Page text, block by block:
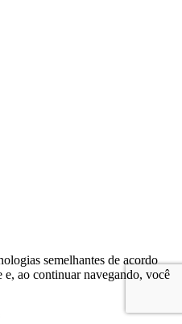
semelhantes de acordo
ao continuar navegando, você